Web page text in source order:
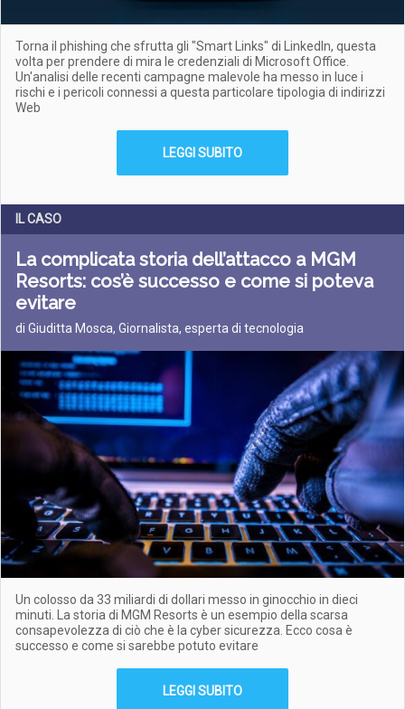
Torna il phishing che sfrutta gli "Smart Links" di LinkedIn, questa
volta per prendere di mira le credenziali di Microsoft Office.
Un'analisi delle recenti campagne malevole ha messo in luce i
rischi e i pericoli connessi a questa particolare tipologia di indirizzi
Web
LEGGI SUBITO
IL CASO
La complicata storia dell’attacco a MGM
Resorts: cos’è successo e come si poteva
evitare
di Giuditta Mosca, Giornalista, esperta di tecnologia
Un colosso da 33 miliardi di dollari messo in ginocchio in dieci
minuti. La storia di MGM Resorts è un esempio della scarsa
consapevolezza di ciò che è la cyber sicurezza. Ecco cosa è
successo e come si sarebbe potuto evitare
LEGGI SUBITO